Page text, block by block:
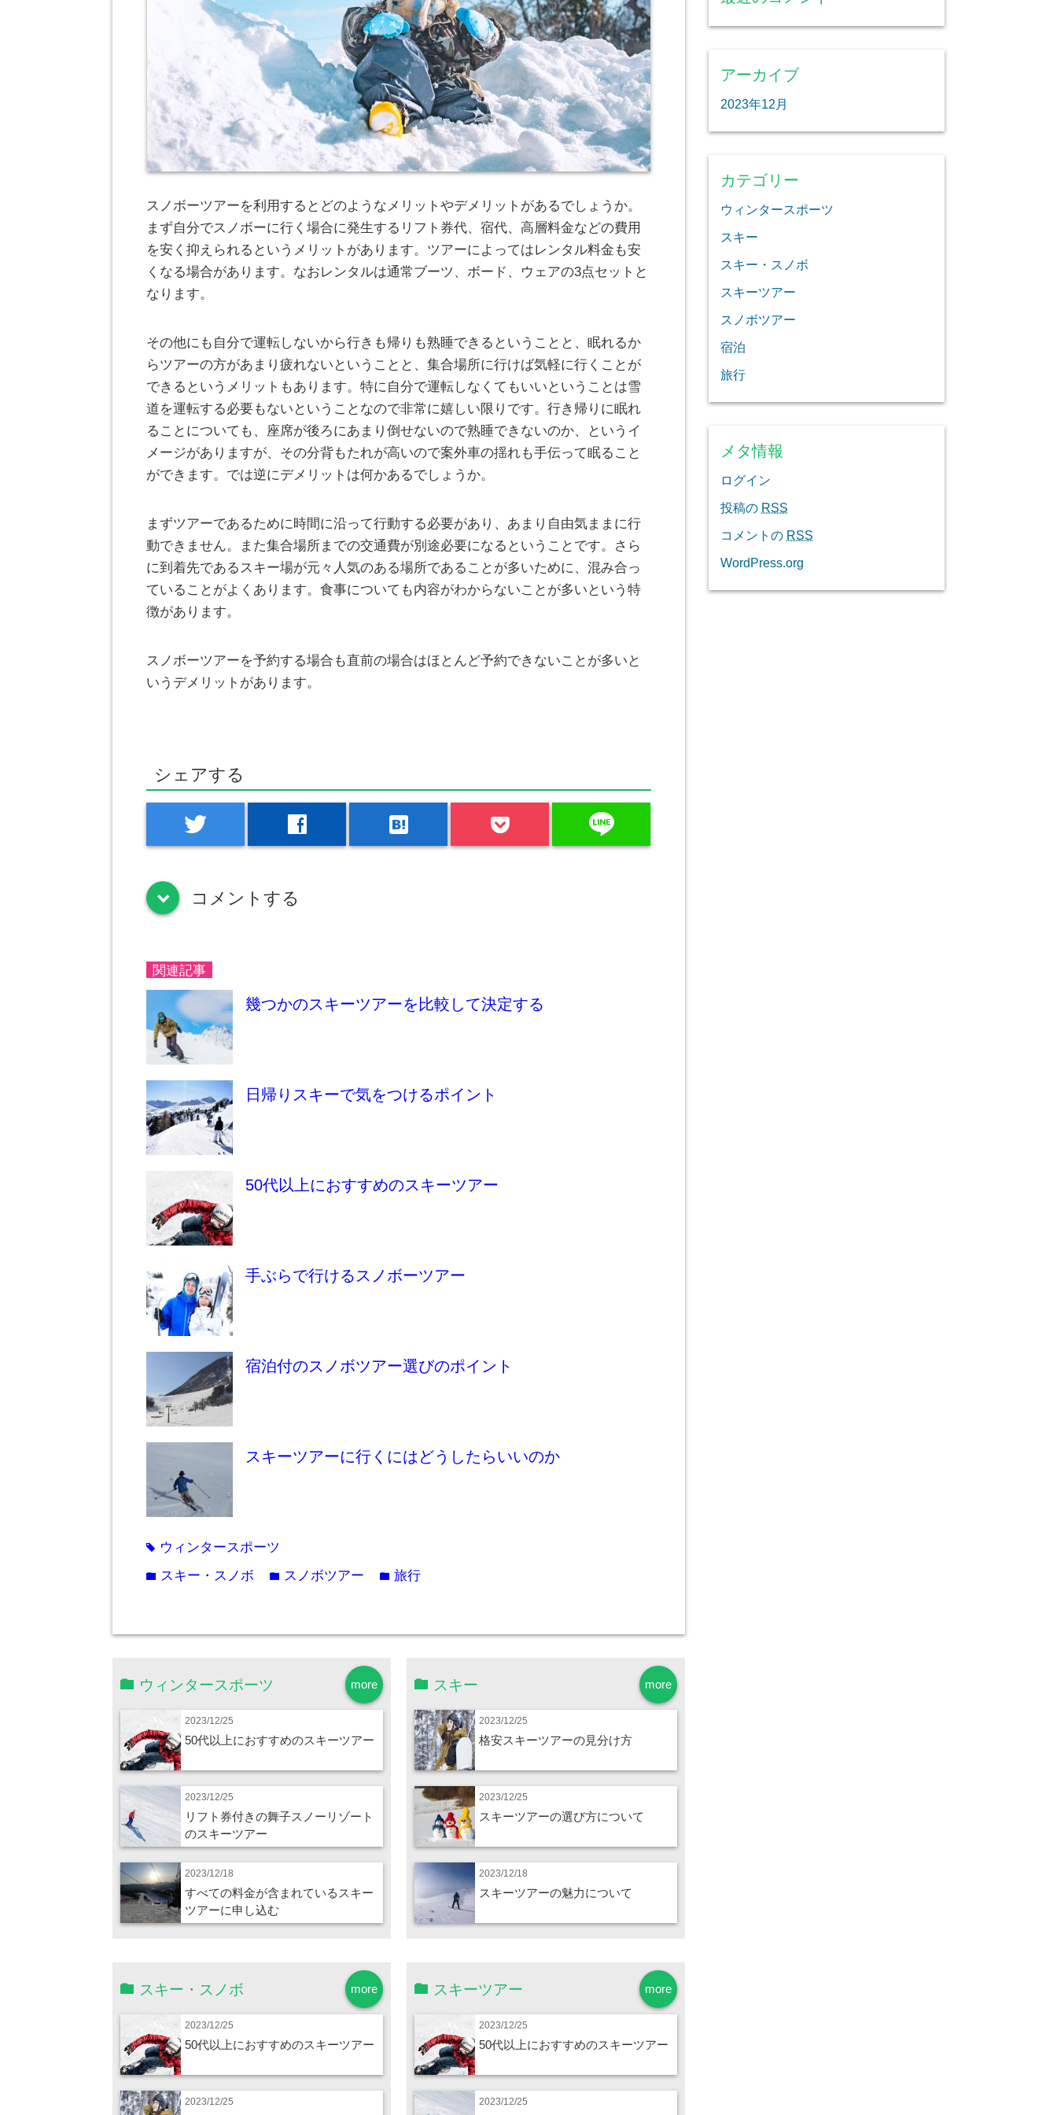
スノボーツアーを利用するとどのようなメリットやデメリットがあるでしょうか。
まず自分でスノボーに行く場合に発生するリフト券代、宿代、高層料金などの費用
を安く抑えられるというメリットがあります。ツアーによってはレンタル料金も安
くなる場合があります。なおレンタルは通常ブーツ、ボード、ウェアの3点セットと
なります。
その他にも自分で運転しないから行きも帰りも熟睡できるということと、眠れるか
らツアーの方があまり疲れないということと、集合場所に行けば気軽に行くことが
できるというメリットもあります。特に自分で運転しなくてもいいということは雪
道を運転する必要もないということなので非常に嬉しい限りです。行き帰りに眠れ
ることについても、座席が後ろにあまり倒せないので熟睡できないのか、というイ
メージがありますが、その分背もたれが高いので案外車の揺れも手伝って眠ること
ができます。では逆にデメリットは何かあるでしょうか。
まずツアーであるために時間に沿って行動する必要があり、あまり自由気ままに行
動できません。また集合場所までの交通費が別途必要になるということです。さら
に到着先であるスキー場が元々人気のある場所であることが多いために、混み合っ
ていることがよくあります。食事についても内容がわからないことが多いという特
徴があります。
スノボーツアーを予約する場合も直前の場合はほとんど予約できないことが多いと
いうデメリットがあります。
シェアする
twitter facebook hatenabookmark line
down コメントする
関連記事
幾つかのスキーツアーを比較して決定する
日帰りスキーで気をつけるポイント
50代以上におすすめのスキーツアー
手ぶらで行けるスノボーツアー
宿泊付のスノボツアー選びのポイント
スキーツアーに行くにはどうしたらいいのか
tag ウィンタースポーツ
folder スキー・スノボ folder スノボツアー folder 旅行
more
ウィンタースポーツ
2023/12/25
50代以上におすすめのスキーツアー
2023/12/25
リフト券付きの舞子スノーリゾート
のスキーツアー
2023/12/18
すべての料金が含まれているスキー
ツアーに申し込む
more
スキー
2023/12/25
格安スキーツアーの見分け方
2023/12/25
スキーツアーの選び方について
2023/12/18
スキーツアーの魅力について
more
スキー・スノボ
2023/12/25
50代以上におすすめのスキーツアー
2023/12/25
more
スキーツアー
2023/12/25
50代以上におすすめのスキーツアー
2023/12/25
アーカイブ
2023年12月
カテゴリー
ウィンタースポーツ
スキー
スキー・スノボ
スキーツアー
スノボツアー
宿泊
旅行
メタ情報
ログイン
投稿の RSS
コメントの RSS
WordPress.org